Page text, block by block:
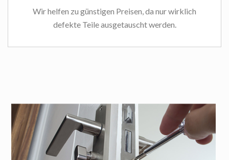
Wir helfen zu günstigen Preisen, da nur wirklich
defekte Teile ausgetauscht werden.